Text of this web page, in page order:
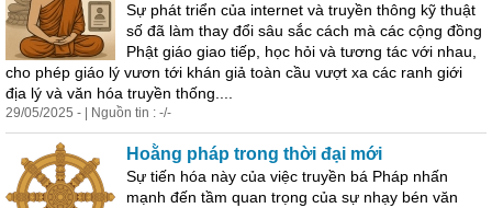
Sự phát triển của internet và truyền thông kỹ thuật
số đã làm thay đổi sâu sắc cách mà các cộng đồng
Phật giáo giao tiếp, học hỏi và tương tác với nhau,
cho phép giáo lý vươn tới khán giả toàn cầu vượt xa các ranh giới
địa lý và văn hóa truyền thống....
29/05/2025 - | Nguồn tin : -/-
Hoằng pháp trong thời đại mới
Sự tiến hóa này của việc truyền bá Pháp nhấn
mạnh đến tầm quan trọng của sự nhạy bén văn